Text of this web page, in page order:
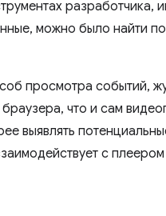
можно было найти по
просмотра событий,
что и сам
выявлять
с